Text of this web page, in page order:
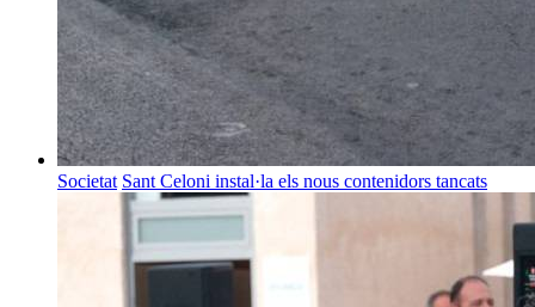
Societat Sant Celoni instal·la els nous contenidors tancats